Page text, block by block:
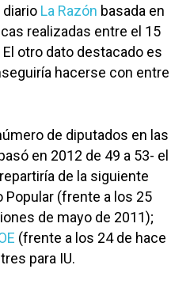
La Razón basada en
realizadas entre el 15
otro dato destacado es
hacerse con entre
de diputados en las
en 2012 de 49 a 53- el
de la siguiente
Popular (frente a los 25
de mayo de 2011);
(frente a los 24 de hace
para IU.